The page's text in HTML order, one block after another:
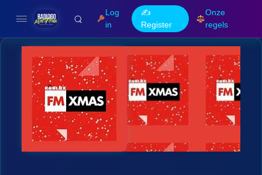
Log
in
✍️
Register
Onze
regels